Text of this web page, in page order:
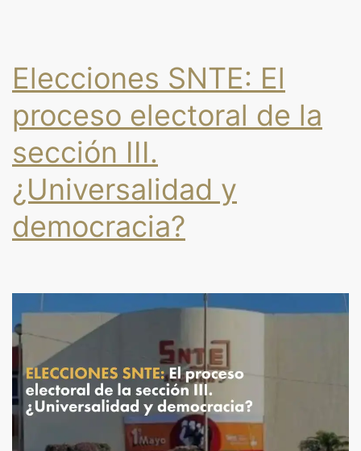
Elecciones SNTE: El
proceso electoral de la
sección III.
¿Universalidad y
democracia?